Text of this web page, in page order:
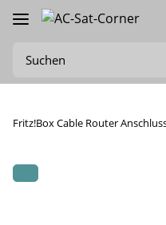
Fritz!Box Cable Router